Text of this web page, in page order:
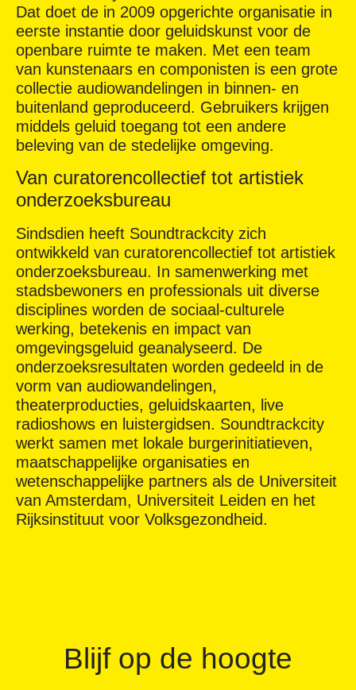
Dat doet de in 2009 opgerichte organisatie in
eerste instantie door geluidskunst voor de
openbare ruimte te maken. Met een team
van kunstenaars en componisten is een grote
collectie audiowandelingen in binnen- en
buitenland geproduceerd. Gebruikers krijgen
middels geluid toegang tot een andere
beleving van de stedelijke omgeving.
Van curatorencollectief tot artistiek
onderzoeksbureau
Sindsdien heeft Soundtrackcity zich
ontwikkeld van curatorencollectief tot artistiek
onderzoeksbureau. In samenwerking met
stadsbewoners en professionals uit diverse
disciplines worden de sociaal-culturele
werking, betekenis en impact van
omgevingsgeluid geanalyseerd. De
onderzoeksresultaten worden gedeeld in de
vorm van audiowandelingen,
theaterproducties, geluidskaarten, live
radioshows en luistergidsen. Soundtrackcity
werkt samen met lokale burgerinitiatieven,
maatschappelijke organisaties en
wetenschappelijke partners als de Universiteit
van Amsterdam, Universiteit Leiden en het
Rijksinstituut voor Volksgezondheid.
Blijf op de hoogte